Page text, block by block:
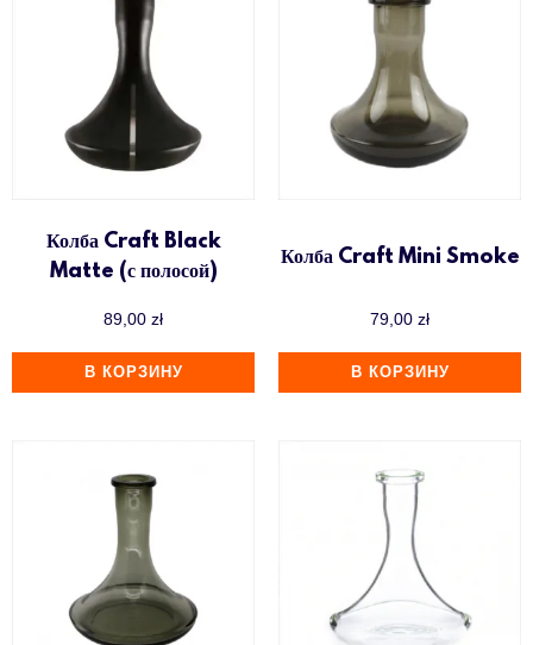
Колба Craft Black
Matte (с полосой)
89,00 zł
В КОРЗИНУ
Колба Craft Mini Smoke
79,00 zł
В КОРЗИНУ